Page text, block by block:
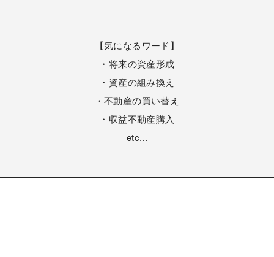
【気になるワード】
・将来の資産形成
・資産の組み換え
・不動産の買い替え
・収益不動産購入
etc...